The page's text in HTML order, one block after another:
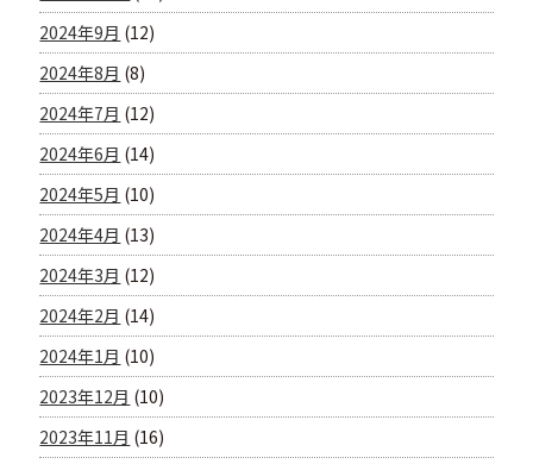
2024年9月 (12)
2024年8月 (8)
2024年7月 (12)
2024年6月 (14)
2024年5月 (10)
2024年4月 (13)
2024年3月 (12)
2024年2月 (14)
2024年1月 (10)
2023年12月 (10)
2023年11月 (16)